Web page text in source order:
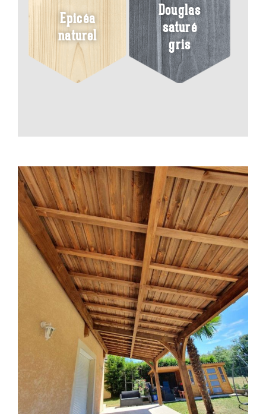
Epicéa
naturel
Douglas
saturé
gris